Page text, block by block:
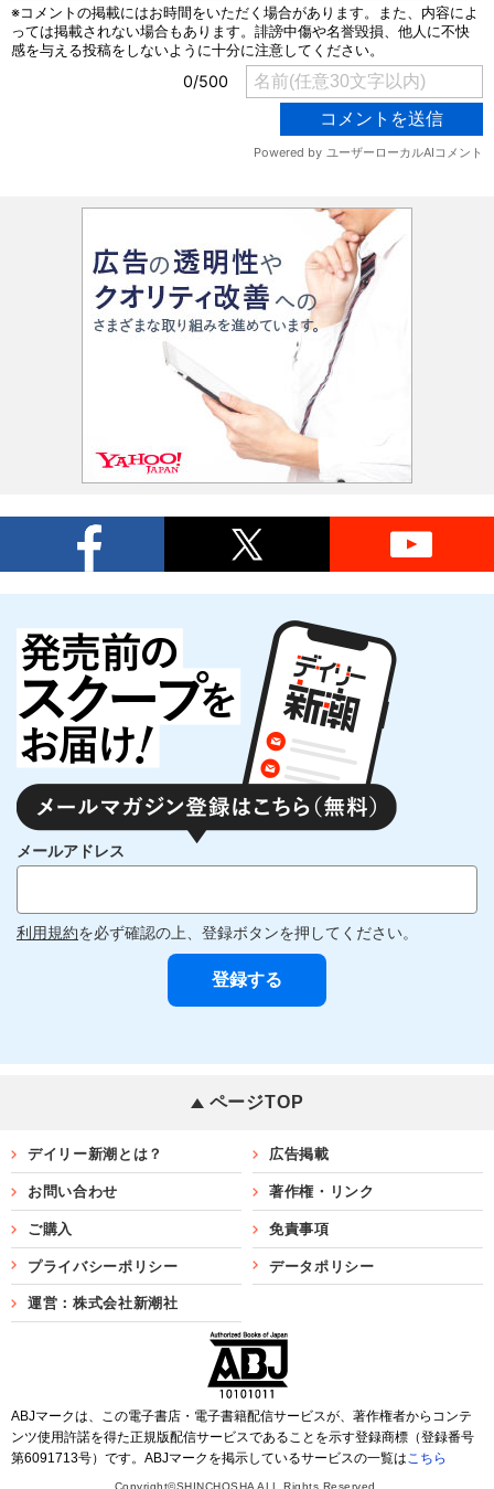
メールアドレス
利用規約を必ず確認の上、登録ボタンを押してください。
ページTOP
デイリー新潮とは？ 広告掲載
お問い合わせ 著作権・リンク
ご購入 免責事項
プライバシーポリシー データポリシー
運営：株式会社新潮社
ABJマークは、この電子書店・電子書籍配信サービスが、著作権者からコンテ
ンツ使用許諾を得た正規版配信サービスであることを示す登録商標（登録番号
第6091713号）です。ABJマークを掲示しているサービスの一覧はこちら
Copyright©SHINCHOSHA ALL Rights Reserved.